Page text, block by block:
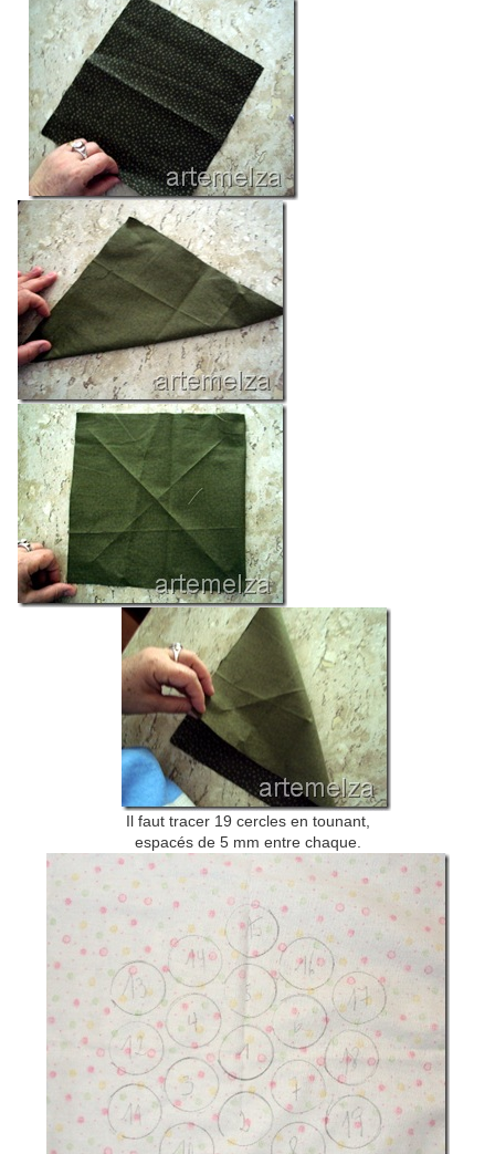
Il faut tracer 19 cercles en tounant,
espacés de 5 mm entre chaque.